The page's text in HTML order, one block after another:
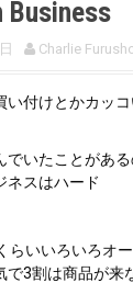
Business
Charlie
い付けとかカッ
でいたことがあ
ネスはハード
らいいろいろオ
で3割は商品が来